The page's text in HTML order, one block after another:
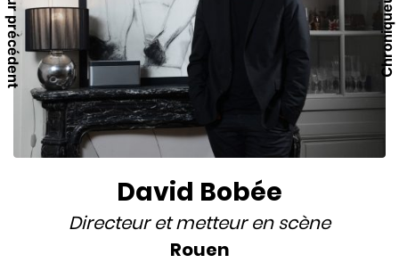
David Bobée
Directeuretmetteur en scène
Rouen